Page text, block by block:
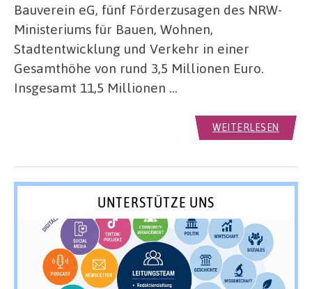
Bauverein eG, fünf Förderzusagen des NRW-
Ministeriums für Bauen, Wohnen,
Stadtentwicklung und Verkehr in einer
Gesamthöhe von rund 3,5 Millionen Euro.
Insgesamt 11,5 Millionen …
WEITERLESEN
UNTERSTÜTZE UNS